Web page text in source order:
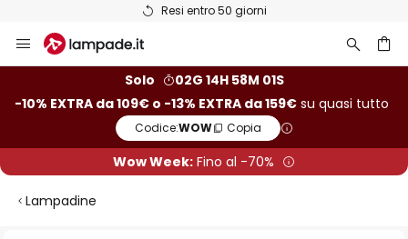
Resi entro 50 giorni
Salta
al
Solo
02G 14H 58M 01S
-10% EXTRA da 109€ o -13% EXTRA da 159€ su quasi tutto
Codice:WOW Copia
Wow Week: Fino al -70%
Lampadine